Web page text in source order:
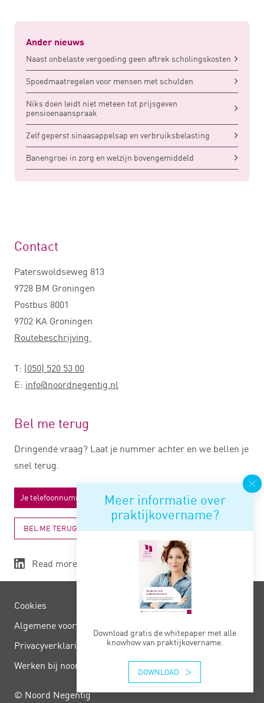
Ander nieuws
Naast onbelaste vergoeding geen aftrek scholingskosten
Spoedmaatregelen voor mensen met schulden
Niks doen leidt niet meteen tot prijsgeven
pensioenaanspraak
Zelf geperst sinaasappelsap en verbruiksbelasting
Banengroei in zorg en welzijn bovengemiddeld
Meer informatie over
praktijkovername?
Download gratis de whitepaper met alle
knowhow van praktijkovername.
DOWNLOAD
Contact
Paterswoldseweg 813
9728 BM Groningen
Postbus 8001
9702 KA Groningen
Routebeschrijving
T: (050) 520 53 00
E: info@noordnegentig.nl
Bel me terug
Dringende vraag? Laat je nummer achter en we bellen je
snel terug.
BEL ME TERUG
Read more
Cookies
Algemene voorwaarden
Privacy­verklaring
Werken bij noord negentig
© Noord Negentig